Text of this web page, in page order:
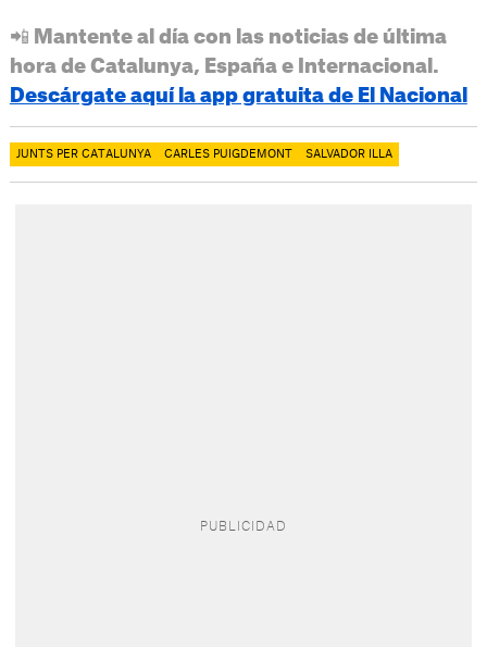
📲 Mantente al día con las noticias de última
hora de Catalunya, España e Internacional.
Descárgate aquí la app gratuita de El Nacional
JUNTS PER CATALUNYA CARLES PUIGDEMONT SALVADOR ILLA